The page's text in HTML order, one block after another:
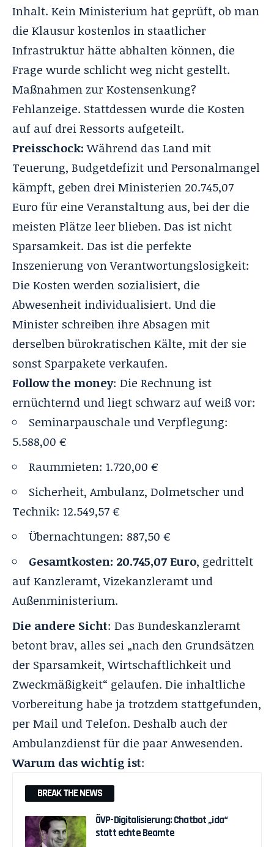
Inhalt. Kein Ministerium hat geprüft, ob man
die Klausur kostenlos in staatlicher
Infrastruktur hätte abhalten können, die
Frage wurde schlicht weg nicht gestellt.
Maßnahmen zur Kostensenkung?
Fehlanzeige. Stattdessen wurde die Kosten
auf auf drei Ressorts aufgeteilt.
Preisschock:Während das Land mit
Teuerung, Budgetdefizit und Personalmangel
kämpft, geben drei Ministerien 20.745,07
Euro für eine Veranstaltung aus, bei der die
meisten Plätze leer blieben. Das ist nicht
Sparsamkeit. Das ist die perfekte
Inszenierung von Verantwortungslosigkeit:
Die Kosten werden sozialisiert, die
Abwesenheit individualisiert. Und die
Minister schreiben ihre Absagen mit
derselben bürokratischen Kälte, mit der sie
sonst Sparpakete verkaufen.
Follow the money: Die Rechnung ist
ernüchternd und liegt schwarz auf weiß vor:
Seminarpauschale und Verpflegung:
5.588,00 €
Raummieten: 1.720,00 €
Sicherheit, Ambulanz, Dolmetscher und
Technik: 12.549,57 €
Übernachtungen: 887,50 €
Gesamtkosten: 20.745,07 Euro, gedrittelt
auf Kanzleramt, Vizekanzleramt und
Außenministerium.
Die andere Sicht: Das Bundeskanzleramt
betont brav, alles sei „nach den Grundsätzen
der Sparsamkeit, Wirtschaftlichkeit und
Zweckmäßigkeit“ gelaufen. Die inhaltliche
Vorbereitung habe ja trotzdem stattgefunden,
per Mail und Telefon. Deshalb auch der
Ambulanzdienst für die paar Anwesenden.
Warum das wichtig ist:
BREAK THE NEWS
ÖVP-Digitalisierung: Chatbot „ida“
statt echte Beamte